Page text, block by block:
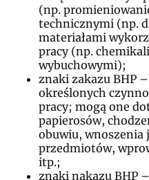
(np.
technicznymi (np.
materiałami
pracy (np.
wybuchowymi);
znaki zakazu BHP
określonych
pracy; mogą one
papierosów,
obuwiu, wnoszenia
przedmiotów,
itp.;
znaki nakazu BHP